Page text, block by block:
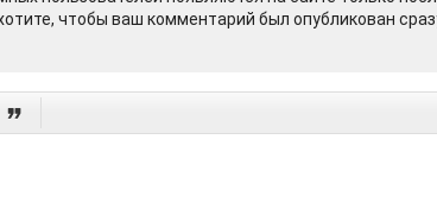
чтобы ваш комментарий был опубликован
